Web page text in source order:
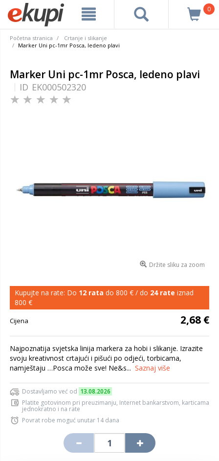
0
Početna stranica
Crtanje i slikanje
Marker Uni pc-1mr Posca, ledeno plavi
Marker Uni pc-1mr Posca, ledeno plavi
ID EK000502320
Držite sliku za zoom
Kupujte na rate: Do 12 rata do 800 € / do 24 rate iznad
800 €
Cijena 2,68 €
Najpoznatija svjetska linija markera za hobi i slikanje. Izrazite
svoju kreativnost crtajući i pišući po odjeći, torbicama,
namještaju …Posca može sve! Ne&s... Saznaj više
Dostavljamo već od 13.08.2026
Platite gotovinom pri preuzimanju, Internet bankarstvom, karticama
jednokratno i na rate
Povrat robe moguć unutar 14 dana